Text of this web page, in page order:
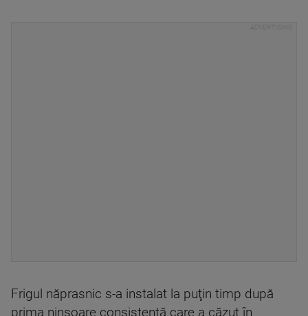
Frigul năprasnic s-a instalat la puţin timp după
prima ninsoare consistentă care a căzut în